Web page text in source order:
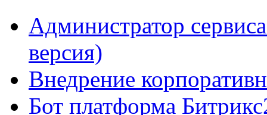
Администратор
версия)
Внедрение
Бот платформа